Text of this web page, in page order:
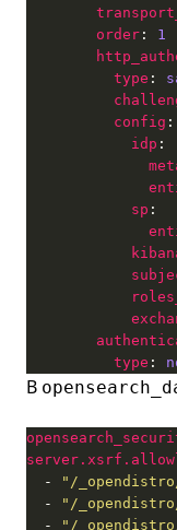
order : 1
type :
config
idp
sp
type :
В
  -
"/
  -
"/
  -
"/